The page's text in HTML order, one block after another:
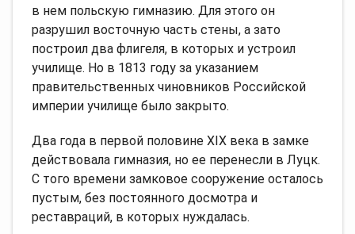
в нем польскую гимназию. Для этого он
разрушил восточную часть стены, а зато
построил два флигеля, в которых и устроил
училище. Но в 1813 году за указанием
правительственных чиновников Российской
империи училище было закрыто.
Два года в первой половине XIX века в замке
действовала гимназия, но ее перенесли в Луцк.
С того времени замковое сооружение осталось
пустым, без постоянного досмотра и
реставраций, в которых нуждалась.